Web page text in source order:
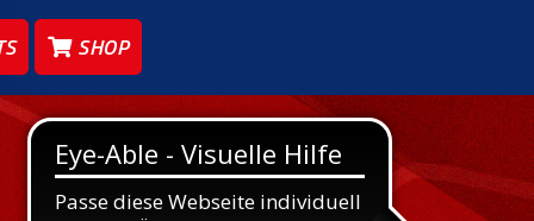
SHOP